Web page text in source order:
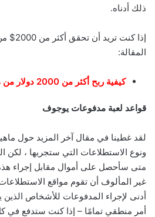
ذلك أدناه.
إذا
المقالة:
كيفية ربح أكثر من 2000 دولار من موقع يوجوف Yougov ؟
قواعد لعبة مدفوعات يوجوف
ونوع الاستطلاعات التي ستجريها ، لكن
متى سأحصل على أموال مقابل إجراء
غير المألوف أن تقوم مواقع
أدنى لإجراء المدفوعات للأشخاص الذين
أمر منطقي تمامًا – إذا كنت ستدفع في